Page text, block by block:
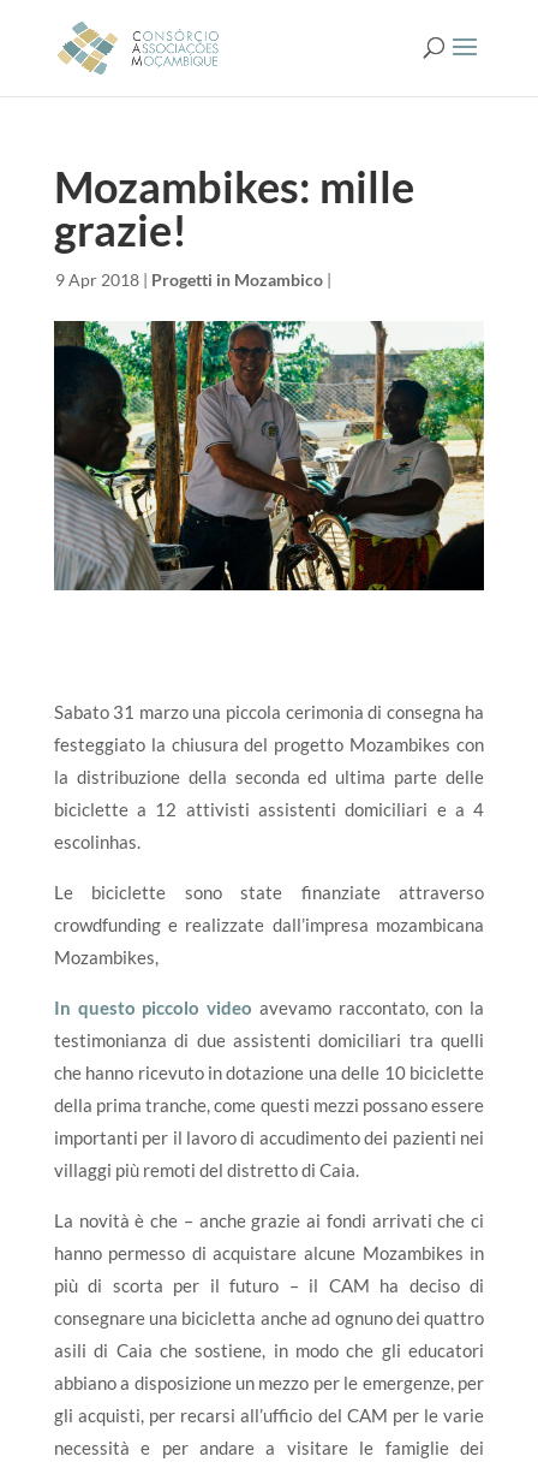
Mozambikes: mille
grazie!
9 Apr 2018| Progetti in Mozambico|
Sabato 31 marzo una piccola cerimonia di consegna ha
festeggiato la chiusura del progetto Mozambikes con
la distribuzione della seconda ed ultima parte delle
biciclette a 12 attivisti assistenti domiciliari e a 4
escolinhas.
Le biciclette sono state finanziate attraverso
crowdfunding e realizzate dall’impresa mozambicana
Mozambikes,
In questo piccolo video avevamo raccontato, con la
testimonianza di due assistenti domiciliari tra quelli
che hanno ricevuto in dotazione una delle 10 biciclette
della prima tranche, come questi mezzi possano essere
importanti per il lavoro di accudimento dei pazienti nei
villaggi più remoti del distretto di Caia.
La novità è che – anche grazie ai fondi arrivati che ci
hanno permesso di acquistare alcune Mozambikes in
più di scorta per il futuro – il CAM ha deciso di
consegnare una bicicletta anche ad ognuno dei quattro
asili di Caia che sostiene, in modo che gli educatori
abbiano a disposizione un mezzo per le emergenze, per
gli acquisti, per recarsi all’ufficio del CAM per le varie
necessità e per andare a visitare le famiglie dei